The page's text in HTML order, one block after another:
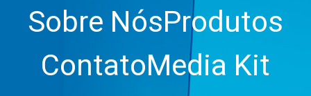
Sobre NósProdutos
ContatoMedia Kit